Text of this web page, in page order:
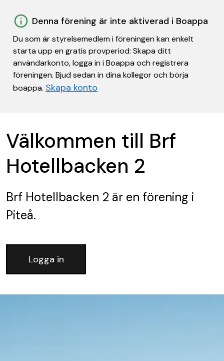
Denna förening är inte aktiverad i Boappa
Du som är styrelsemedlem i föreningen kan enkelt
starta upp en gratis provperiod: Skapa ditt
användarkonto, logga in i Boappa och registrera
föreningen. Bjud sedan in dina kollegor och börja
boappa. Skapa konto
Välkommen till Brf
Hotellbacken 2
Brf Hotellbacken 2 är en förening i
Piteå.
Logga in